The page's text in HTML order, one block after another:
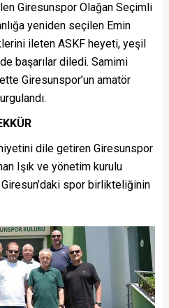
Giresunspor Olağan Seçimli
yeniden seçilen Emin
ileten ASKF heyeti, yeşil
başarılar diledi. Samimi
Giresunspor’un amatör
dile getiren Giresunspor
Işık ve yönetim kurulu
spor birlikteliğinin